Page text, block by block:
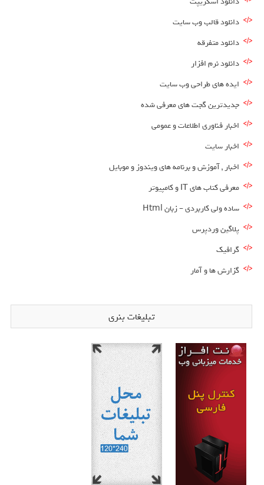
دانلود قالب وب سایت
دانلود متفرقه
دانلود نرم افزار
ایده های طراحی وب سایت
جدیدترین گجت های معرفی شده
اخبار فناوری اطلاعات و عمومی
اخبار سایت
اخبار , آموزش و برنامه های ویندوز و موبایل
معرفی کتاب های IT و کامپیوتر
ساده ولی کاربردی – زبان Html
پلاگین وردپرس
گرافیک
گزارش ها و آمار
تبلیغات بنری